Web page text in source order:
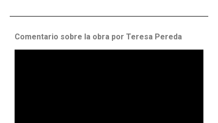
Comentario sobre la obra por Teresa Pereda